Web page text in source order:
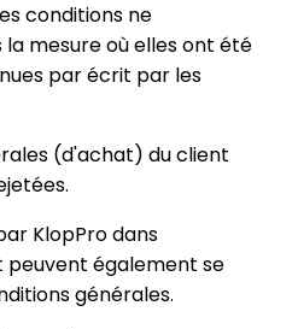
conditions ne
mesure où elles ont été
par écrit par les
(d'achat) du client
KlopPro dans
également se
générales.